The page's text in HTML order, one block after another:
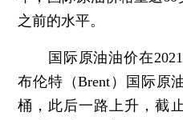
之前的水平。
国际原油油价在2021
布伦特（Brent）国际原
桶，此后一路上升，截